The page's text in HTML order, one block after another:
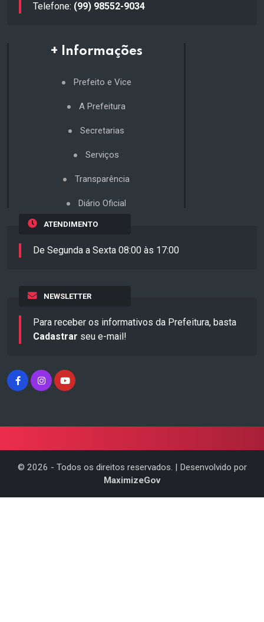
Telefone: (99) 98552-9034
+ Informações
Prefeito e Vice
A Prefeitura
Secretarias
Serviços
Transparência
Diário Oficial
ATENDIMENTO
De Segunda a Sexta 08:00 às 17:00
NEWSLETTER
Para receber os informativos da Prefeitura, basta
Cadastrar seu e-mail!
© 2026 - Todos os direitos reservados. | Desenvolvido por
MaximizeGov